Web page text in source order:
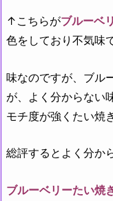
↑こちらがブルーベ
色をしており不気味
味なのですが、ブル
が、よく分からない
モチ度が強くたい焼
総評するとよく分か
ブルーベリーたい焼